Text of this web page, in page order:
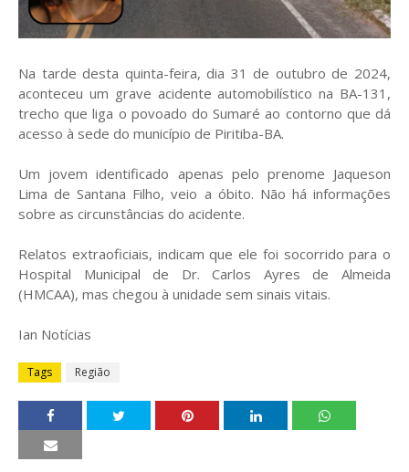
Na tarde desta quinta-feira, dia 31 de outubro de 2024,
aconteceu um grave acidente automobilístico na BA-131,
trecho que liga o povoado do Sumaré ao contorno que dá
acesso à sede do município de Piritiba-BA.
Um jovem identificado apenas pelo prenome Jaqueson
Lima de Santana Filho, veio a óbito. Não há informações
sobre as circunstâncias do acidente.
Relatos extraoficiais, indicam que ele foi socorrido para o
Hospital Municipal de Dr. Carlos Ayres de Almeida
(HMCAA), mas chegou à unidade sem sinais vitais.
Ian Notícias
Tags Região